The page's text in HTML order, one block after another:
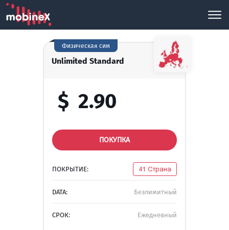
Unlimited Standard
Физическая сим
$ 2.90
ПОКУПКА
ПОКРЫТИЕ: 41 Страна
DATA: Безлимитный
СРОК: Ежедневный